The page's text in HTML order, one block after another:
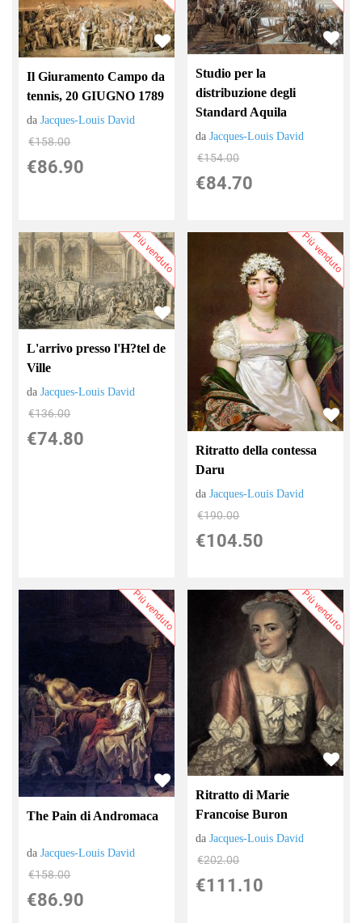
Il Giuramento Campo da
tennis, 20 GIUGNO 1789
daJacques-Louis David
€158.00
€86.90
Studio per la
distribuzione degli
Standard Aquila
daJacques-Louis David
€154.00
€84.70
Più venduto
L'arrivo presso l'H?tel de
Ville
daJacques-Louis David
€136.00
€74.80
Più venduto
Ritratto della contessa
Daru
daJacques-Louis David
€190.00
€104.50
Più venduto
The Pain di Andromaca
daJacques-Louis David
€158.00
€86.90
Più venduto
Ritratto di Marie
Francoise Buron
daJacques-Louis David
€202.00
€111.10